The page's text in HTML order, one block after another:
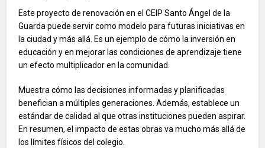
Este proyecto de renovación en el CEIP Santo Ángel de la
Guarda puede servir como modelo para futuras iniciativas en
la ciudad y más allá. Es un ejemplo de cómo la inversión en
educación y en mejorar las condiciones de aprendizaje tiene
un efecto multiplicador en la comunidad.
Muestra cómo las decisiones informadas y planificadas
benefician a múltiples generaciones. Además, establece un
estándar de calidad al que otras instituciones pueden aspirar.
En resumen, el impacto de estas obras va mucho más allá de
los límites físicos del colegio.